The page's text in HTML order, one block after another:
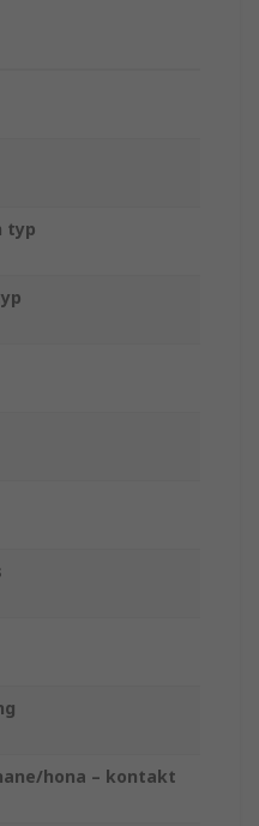
typ
hona – kontakt